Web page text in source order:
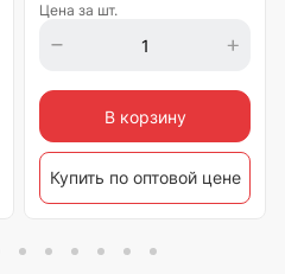
Цена за шт.
В корзину
Купить по оптовой цене